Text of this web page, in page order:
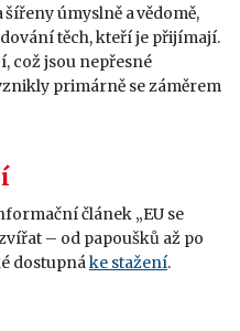
úmyslně a vědomě,
těch, kteří je přijímají.
což jsou nepřesné
primárně se záměrem
článek „EU se
– od papoušků až po
dostupnáke stažení.